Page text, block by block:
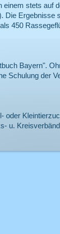
stets auf
Die Ergebnisse
450
Bayern".
Schulung der
oder
u.